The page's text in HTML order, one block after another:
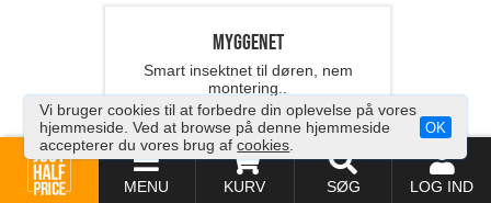
MENU KURV SØG LOG IND
Nem rengøring med højtryksrens!
Førpris559
SPAR 64% 199,-
Læs mere
Vi bruger cookies til at forbedre din oplevelse på vores
hjemmeside. Ved at browse på denne hjemmeside
accepterer du vores brug afcookies
OK